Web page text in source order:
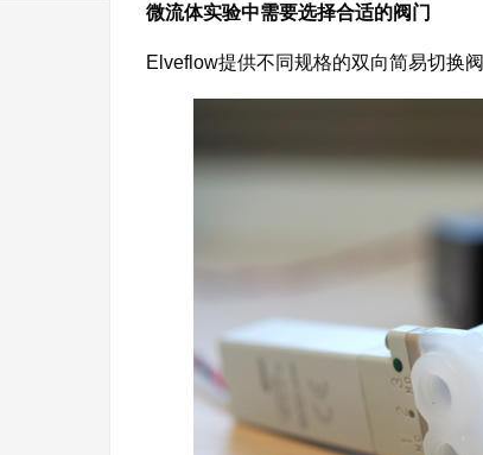
微流体实验中需要选择合适的阀门
Elveflow提供不同规格的双向简易切换阀